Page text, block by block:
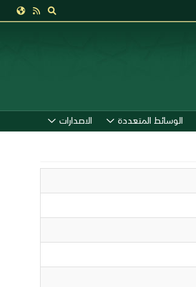
الوسائط المتعددة الاصدارات